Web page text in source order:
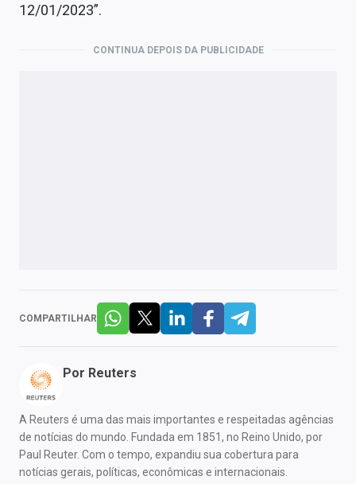
12/01/2023”.
CONTINUA DEPOIS DA PUBLICIDADE
COMPARTILHAR
Por Reuters
A Reuters é uma das mais importantes e respeitadas agências
de notícias do mundo. Fundada em 1851, no Reino Unido, por
Paul Reuter. Com o tempo, expandiu sua cobertura para
notícias gerais, políticas, econômicas e internacionais.